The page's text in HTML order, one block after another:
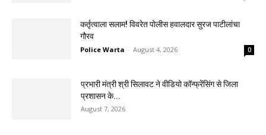
कर्तृत्वाला सलाम! विवरेत पोलीस हवालदार सुरज पाटीलांचा
गौरव
Police Warta - August 4, 2026 0
प्रभारी मंत्री श्री सिलावट ने वीडियो कॉन्फ्रेंसिंग से जिला
प्रशासन के...
August 7, 2026